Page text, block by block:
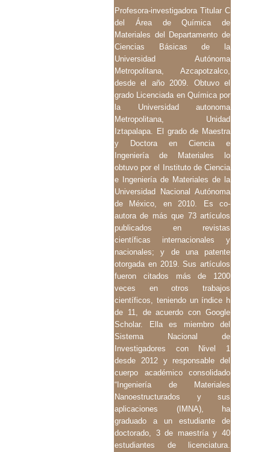
Profesora-investigadora Titular C
del Área de Química de
Materiales del Departamento de
Ciencias Básicas de la
Universidad Autónoma
Metropolitana, Azcapotzalco,
desde el año 2009. Obtuvo el
grado Licenciada en Química por
la Universidad autonoma
Metropolitana, Unidad
Iztapalapa. El grado de Maestra
y Doctora en Ciencia e
Ingeniería de Materiales lo
obtuvo por el Instituto de Ciencia
e Ingeniería de Materiales de la
Universidad Nacional Autónoma
de México, en 2010. Es co-
autora de más que 73 artículos
publicados en revistas
científicas internacionales y
nacionales; y de una patente
otorgada en 2019. Sus artículos
fueron citados más de 1200
veces en otros trabajos
científicos, teniendo un índice h
de 11, de acuerdo con Google
Scholar. Ella es miembro del
Sistema Nacional de
Investigadores con Nivel 1
desde 2012 y responsable del
cuerpo académico consolidado
“Ingeniería de Materiales
Nanoestructurados y sus
aplicaciones (IMNA), ha
graduado a un estudiante de
doctorado, 3 de maestría y 40
estudiantes de licenciatura.